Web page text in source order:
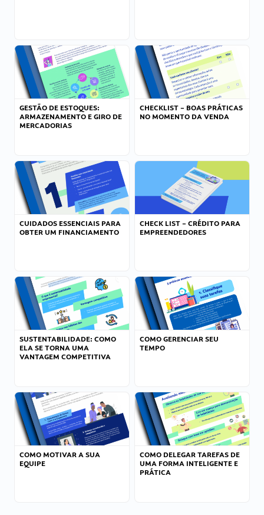
GESTÃO DE ESTOQUES:
ARMAZENAMENTO E GIRO DE
MERCADORIAS
CHECKLIST – BOAS PRÁTICAS
NO MOMENTO DA VENDA
CUIDADOS ESSENCIAIS PARA
OBTER UM FINANCIAMENTO
CHECK LIST – CRÉDITO PARA
EMPREENDEDORES
SUSTENTABILIDADE: COMO
ELA SE TORNA UMA
VANTAGEM COMPETITIVA
COMO GERENCIAR SEU
TEMPO
COMO MOTIVAR A SUA
EQUIPE
COMO DELEGAR TAREFAS DE
UMA FORMA INTELIGENTE E
PRÁTICA